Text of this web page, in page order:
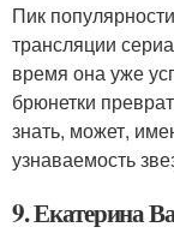
Пик
трансляции
время она уже
брюнетки
знать, может,
узнаваемость
9. Екатерина